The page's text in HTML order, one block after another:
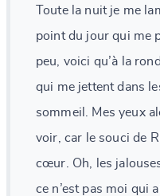
Toute la nuit je me
point du jour qui me
peu, voici qu’à la
qui me jettent dans
sommeil. Mes yeux
voir, car le souci de
cœur. Oh, les
ce n’est pas moi qui